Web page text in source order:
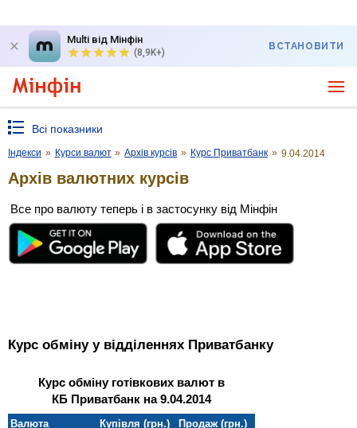
Multi від Мінфін
(8,9K+)
ВСТАНОВИТИ
Всі показники
Індекси » Курси валют » Архів курсів » Курс Приватбанк » 9.04.2014
Архів валютних курсів
Все про валюту теперь і в застосунку від Мінфін
Курс обміну у відділеннях Приватбанку
Курс обміну готівкових валют в
КБ Приватбанк на 9.04.2014
Валюта Купівля (грн.)
Продаж (грн.)